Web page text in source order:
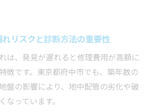
リスクと診断方法の重要性
は、発見が遅れると修理費用が高額に
徴です。東京都府中市でも、築年数の
盤の影響により、地中配管の劣化や破
なっています。